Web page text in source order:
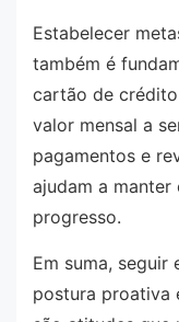
Estabelecer
também é
cartão de
valor mensal a
pagamentos e
ajudam a
progresso.
Em suma, seguir
postura proativa